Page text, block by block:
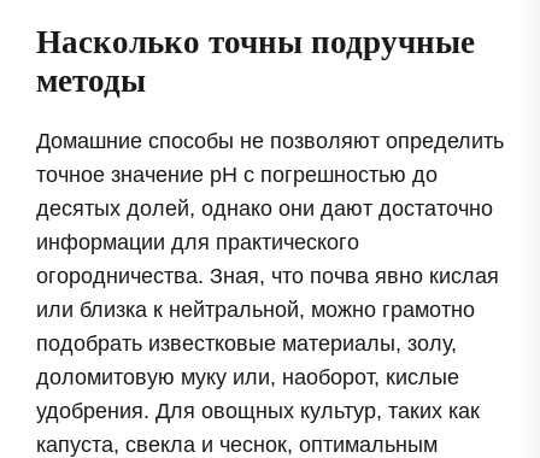
Насколько точны подручные
методы
Домашние способы не позволяют определить
точное значение pH с погрешностью до
десятых долей, однако они дают достаточно
информации для практического
огородничества. Зная, что почва явно кислая
или близка к нейтральной, можно грамотно
подобрать известковые материалы, золу,
доломитовую муку или, наоборот, кислые
удобрения. Для овощных культур, таких как
капуста, свекла и чеснок, оптимальным